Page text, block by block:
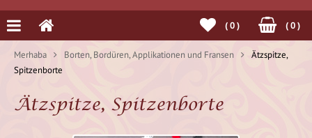
(0)
(0)
Merhaba Borten, Bordüren, Applikationen und Fransen
Ätzspitze,
Spitzenborte
Ätzspitze, Spitzenborte